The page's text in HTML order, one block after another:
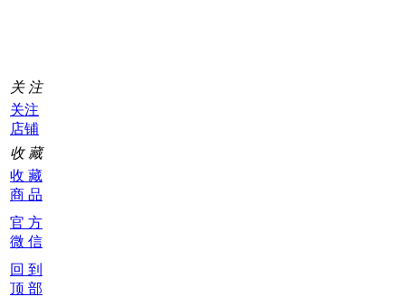
关 注
关注
店铺
收 藏
收 藏
商 品
官 方
微 信
回 到
顶 部